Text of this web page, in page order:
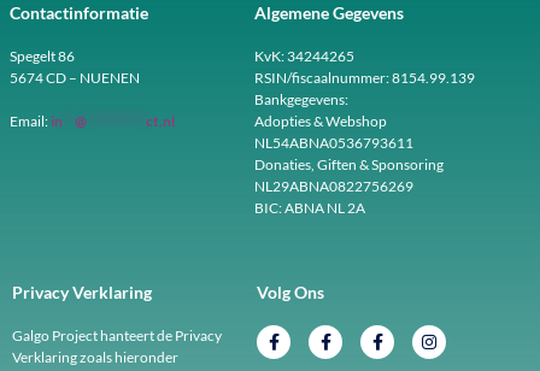
Contactinformatie
Spegelt 86
5674 CD – NUENEN
Email: in @ ct.nl
Algemene Gegevens
KvK: 34244265
RSIN/fiscaalnummer: 8154.99.139
Bankgegevens:
Adopties & Webshop
NL54ABNA0536793611
Donaties, Giften & Sponsoring
NL29ABNA0822756269
BIC: ABNA NL 2A
Privacy Verklaring
Galgo Project hanteert de Privacy
Verklaring zoals hieronder
Volg Ons